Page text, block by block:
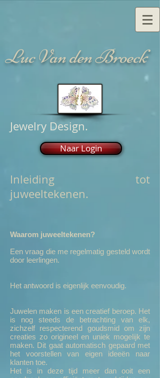
Luc Van den Broeck
Jewelry Design.
Naar Login
Inleiding tot
juweeltekenen.
Waarom juweeltekenen?
Een vraag die me regelmatig gesteld wordt
door leerlingen.
Het antwoord is eigenlijk eenvoudig.
Juwelen maken is een creatief beroep. Het
is nog steeds de betrachting van elk,
zichzelf respecterend goudsmid om zijn
creaties zo origineel en uniek mogelijk te
maken. Dit gaat automatisch gepaard met
het voorstellen van eigen ideeën naar
klanten toe.
Het is in deze tijd meer dan ooit een